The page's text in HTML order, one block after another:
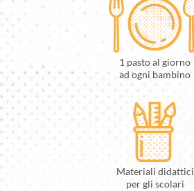
1 pasto al giorno
ad ogni bambino
Materiali didattici
per gli scolari